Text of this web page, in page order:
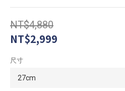
NT$4,880
NT$2,999
尺寸